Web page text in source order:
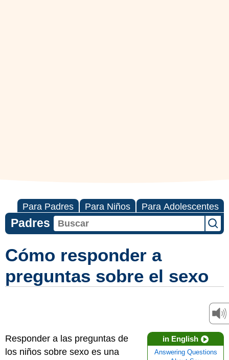
Para Padres Para Niños Para Adolescentes
Padres
Cómo responder a
preguntas sobre el sexo
in English
Answering Questions
Responder a las preguntas de
los niños sobre sexo es una